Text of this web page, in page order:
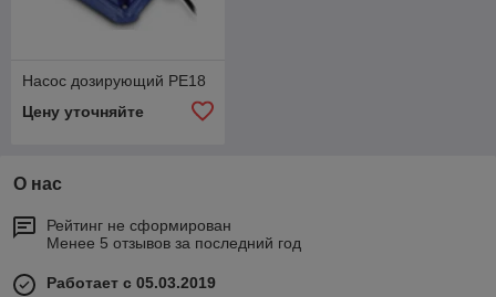
Насос дозирующий PE18
Цену уточняйте
О нас
Рейтинг не сформирован
Менее 5 отзывов за последний год
Работает с 05.03.2019